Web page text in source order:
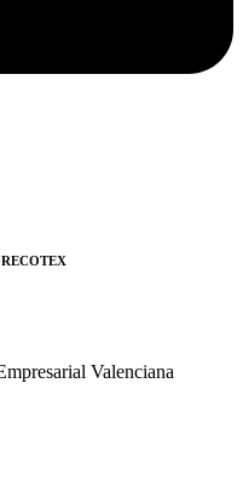
Valenciana